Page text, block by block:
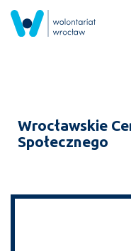
Przejdź
Wrocławskie
Społecznego